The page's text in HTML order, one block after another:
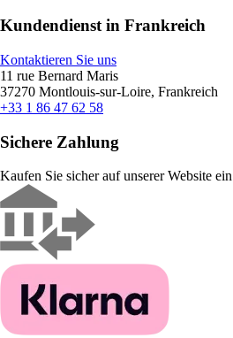
Kundendienst in Frankreich
Kontaktieren Sie uns
11 rue Bernard Maris
37270 Montlouis-sur-Loire, Frankreich
+33 1 86 47 62 58
Sichere Zahlung
Kaufen Sie sicher auf unserer Website ein